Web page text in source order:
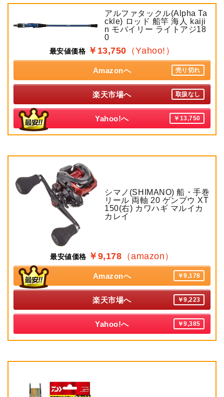
アルファタックル(Alpha Ta
ckle) ロッド 船竿 海人 kaiji
n モバイリー ライトアジ18
0
最安値価格 ￥13,750 （Yahoo!）
Amazonへ 売り切れ
楽天市場へ 取扱なし
Yahoo!へ ￥13,750
シマノ(SHIMANO) 船・手巻
リール 両軸 20 ゲンプウ XT
150(右) カワハギ マルイカ
カレイ
最安値価格 ￥9,178 （amazon）
Amazonへ ￥9,178
楽天市場へ ￥9,223
Yahoo!へ ￥9,385